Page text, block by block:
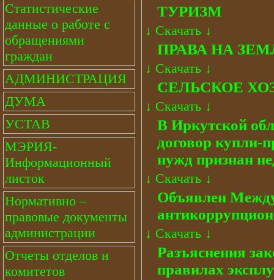
Статистические
данные о работе с
обращениями
граждан
АДМИНИСТРАЦИЯ
ДУМА
УСТАВ
МЭРИЯ-
Информационный
листок
Нормативно –
правовые документы
администрации
Отчеты отделов и
комитетов
ТУРИЗМ
↓ Скачать ↓
ПРАВА НА
↓ Скачать ↓
СЕЛЬСКОЕ
↓ Скачать ↓
В Иркутской
договор купли-
нужд признан
↓ Скачать ↓
Объявлен
↓ Скачать ↓
Разъяснения
правилах